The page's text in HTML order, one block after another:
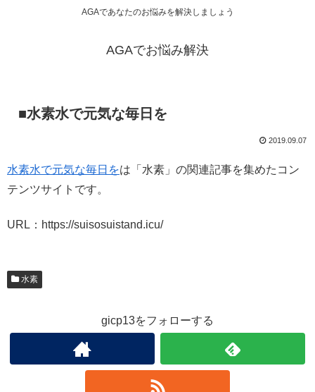
AGAであなたのお悩みを解決しましょう
AGAでお悩み解決
■水素水で元気な毎日を
2019.09.07
水素水で元気な毎日をは「水素」の関連記事を集めたコン
テンツサイトです。
URL：https://suisosuistand.icu/
水素
gicp13をフォローする